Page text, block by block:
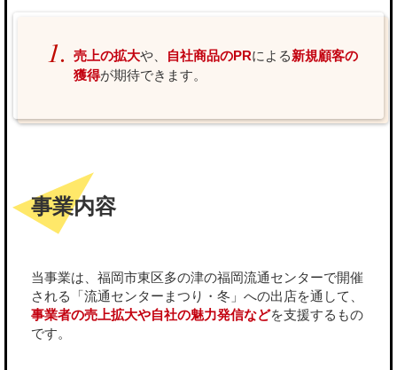
売上の拡大や、 自社商品のPRによる新規顧客の
獲得が期待できます。
事業内容
当事業は、福岡市東区多の津の福岡流通センターで開催
される「流通センターまつり・冬」への出店を通して、
事業者の売上拡大や自社の魅力発信などを支援するもの
です。